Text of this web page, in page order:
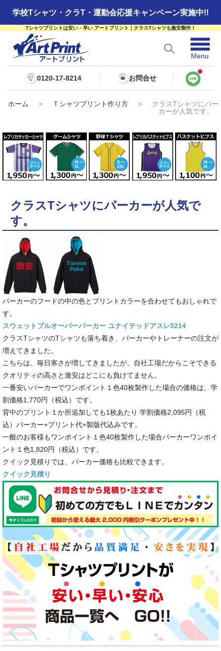
学校Tシャツ・クラT・運動会応援キャンペーン実施中!!
Tシャツプリントは安い・早い アートプリント｜クラスTシャツも激安製作！
☰
Menu
0120-17-8214 お問合せ
ホーム > Ｔシャツプリント作り方 >
クラスTシャツにパー
カーが人気です。
クラスTシャツにパーカーが人気で
す。
パーカーのフードの中の色とプリントカラーを合わせてもおしゃれで
す。
スウェットプルオーバーパーカー ユナイテッドアスレ5214
クラスTシャツのTシャツも落ち着き、パーカーやトレーナーの注文が
増えてきました。
こちらは、毎日寒さが増してきましたが、自社工場だからこそできる
クオリティの高さと激安はどこにも負けてません。
一番安いパーカーでワンポイント１色40枚製作した場合の価格は、学
割価格1,770円（税込）です。
背中のプリント１か所追加しても1枚あたり 学割価格2,095円（税
込）パーカー+プリント代+製版代込みです。
一般のお客様もワンポイント１色40枚製作した場合パーカーワンポイ
ント１色1,820円（税込）です。
クイック見積りでは、パーカー価格も比較できます。
クイック見積り